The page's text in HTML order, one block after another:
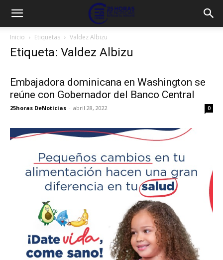
Inicio Etiquetas Valdez Albizu
Etiqueta: Valdez Albizu
Embajadora dominicana en Washington se
reúne con Gobernador del Banco Central
25horas DeNoticias - abril 28, 2022 0